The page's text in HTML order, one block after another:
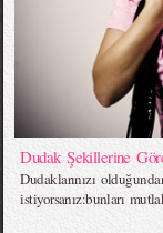
Dudak Şekillerine
Dudaklarınızı
istiyorsanız:bunları